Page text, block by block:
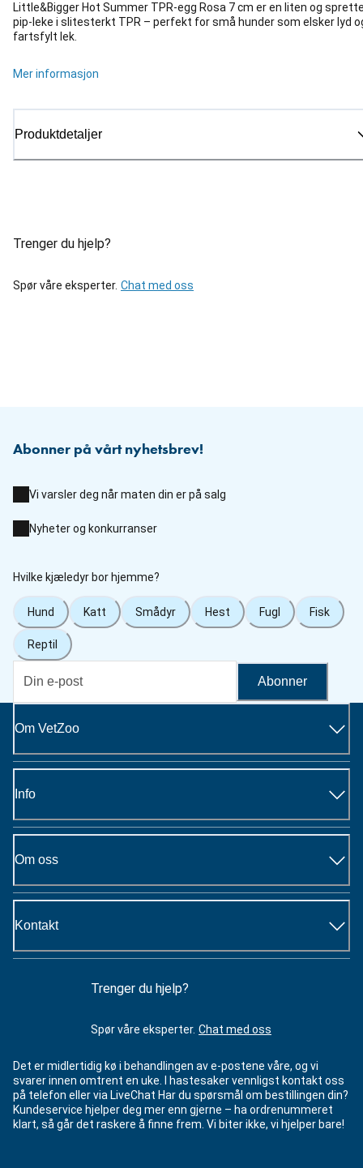
Little&Bigger Hot Summer TPR-egg Rosa 7 cm er en liten og
pip-leke i slitesterkt TPR – perfekt for små hunder som elsker lyd
fartsfylt lek.
Mer informasjon
Produktdetaljer
Trenger du hjelp?
Spør våre eksperter. Chat med oss
Abonner på vårt nyhetsbrev!
Vi varsler deg når maten din er på salg
Nyheter og konkurranser
Hvilke kjæledyr bor hjemme?
Hund Katt Smådyr Hest Fugl Fisk
Reptil
Abonner
Om VetZoo
Info
Om oss
Kontakt
Trenger du hjelp?
Spør våre eksperter. Chat med oss
Det er midlertidig kø i behandlingen av e-postene våre, og vi
svarer innen omtrent en uke. I hastesaker vennligst kontakt oss
på telefon eller via LiveChat Har du spørsmål om bestillingen din?
Kundeservice hjelper deg mer enn gjerne – ha ordrenummeret
klart, så går det raskere å finne frem. Vi biter ikke, vi hjelper bare!